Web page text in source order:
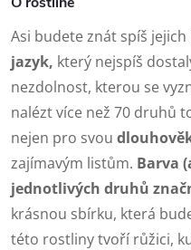
Asi budete znát spíš jejich
jazyk, který nejspíš
nezdolnost, kterou se
nalézt více než 70 druhů
nejen pro svou
zajímavým listům. Barva
jednotlivých druhů
krásnou sbírku, která
této rostliny tvoří růžici,